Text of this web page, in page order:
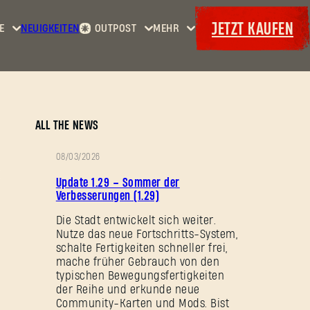
Dying
NEUIGKEITEN OUTPOST
Kopfgelder
MEHR
Events
Extras
JETZT KAUFEN
ALL THE NEWS
NOTIZEN
08/03/2026
Update 1.29 – Sommer der
Verbesserungen (1.29)
Die Stadt entwickelt sich weiter.
Nutze das neue Fortschritts-System,
schalte Fertigkeiten schneller frei,
mache früher Gebrauch von den
typischen Bewegungsfertigkeiten
der Reihe und erkunde neue
Community-Karten und Mods. Bist